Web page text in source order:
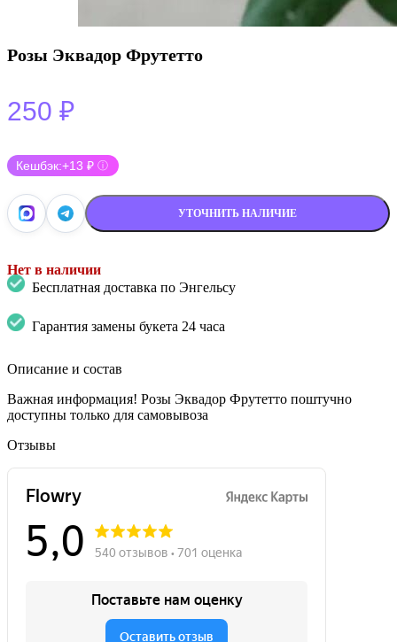
Розы Эквадор Фрутетто
250 ₽
Кешбэк:+13 ₽ ⓘ
УТОЧНИТЬ НАЛИЧИЕ
Нет в наличии
Бесплатная доставка по Энгельсу
Гарантия замены букета 24 часа
Описание и состав
Важная информация! Розы Эквадор Фрутетто поштучно
доступны только для самовывоза
Отзывы